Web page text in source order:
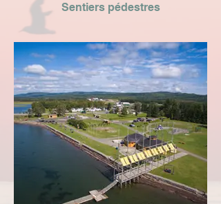
Sentiers pédestres